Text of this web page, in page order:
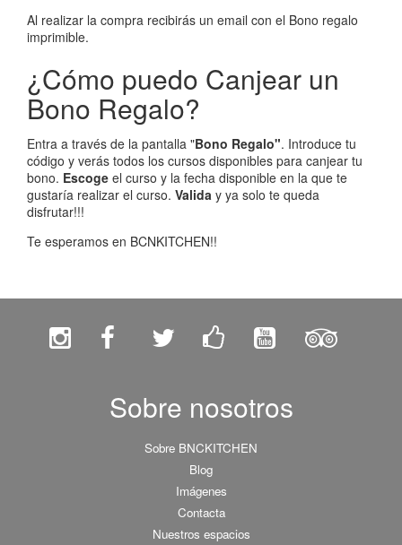
Al realizar la compra recibirás un email con el Bono regalo
imprimible.
¿Cómo puedo Canjear un
Bono Regalo?
Entra a través de la pantalla "Bono Regalo". Introduce tu
código y verás todos los cursos disponibles para canjear tu
bono. Escoge el curso y la fecha disponible en la que te
gustaría realizar el curso. Valida y ya solo te queda
disfrutar!!!
Te esperamos en BCNKITCHEN!!
Sobre nosotros
Sobre BNCKITCHEN
Blog
Imágenes
Contacta
Nuestros espacios